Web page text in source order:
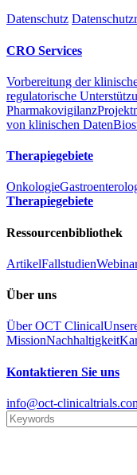
Datenschutz
CRO Services
Vorbereitung der
regulatorische
Pharmakovigilanz
von klinischen Daten
Therapiegebiete
Onkologie
Therapiegebiete
Ressourcenbibliothek
ArtikelFallstudien
Über uns
Über OCT Clinical
MissionNachhaltigkeit
Kontaktieren Sie uns
info@oct-